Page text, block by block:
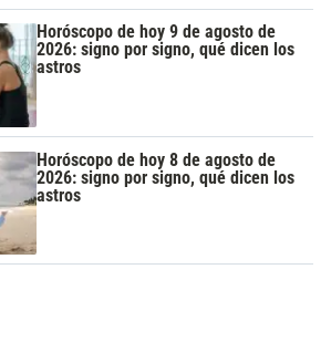
Horóscopo de hoy 9 de agosto de
2026: signo por signo, qué dicen los
astros
Horóscopo de hoy 8 de agosto de
2026: signo por signo, qué dicen los
astros